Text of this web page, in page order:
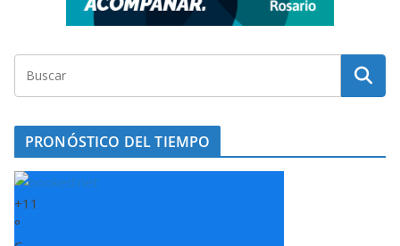
PRONÓSTICO DEL TIEMPO
+11
°